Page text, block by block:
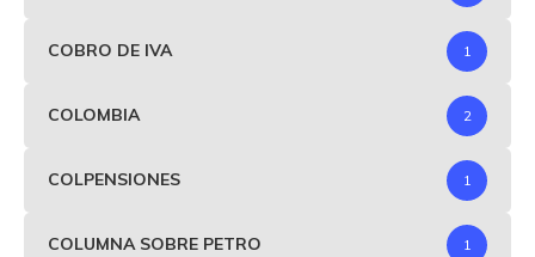
COBRO DE IVA 1
COLOMBIA 2
COLPENSIONES 1
COLUMNA SOBRE PETRO 1